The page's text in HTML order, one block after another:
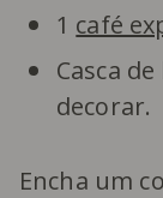
1 café
Casca
decorar.
Encha um